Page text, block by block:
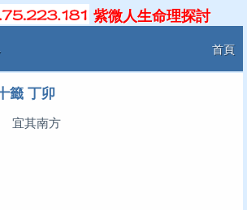
紫微人生命理探討
首頁
籤 丁卯
宜其南方